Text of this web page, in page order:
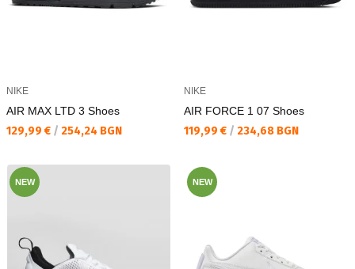
NIKE
AIR MAX LTD 3 Shoes
Текуща цена:
129,99 € / 254,24 BGN
NIKE
AIR FORCE 1 07 Shoes
Текуща цена:
119,99 € / 234,68 BGN
NEW NEW